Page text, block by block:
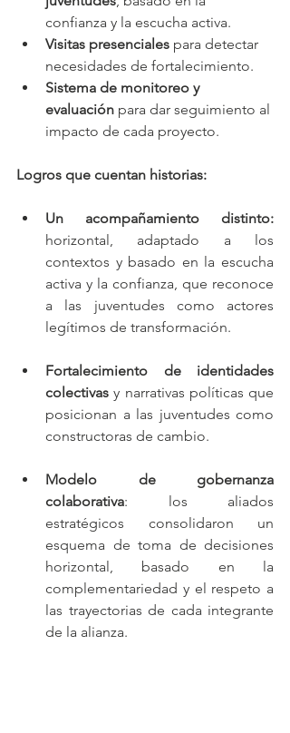
confianza y la escucha activa.
Visitas presenciales para detectar
necesidades de fortalecimiento.
Sistema de monitoreo y
evaluación para dar seguimiento al
impacto de cada proyecto.
Logros que cuentan historias:
Un acompañamiento distinto:
horizontal, adaptado a los
contextos y basado en la escucha
activa y la confianza, que reconoce
a las juventudes como actores
legítimos de transformación.
Fortalecimiento de identidades
colectivas y narrativas políticas que
posicionan a las juventudes como
constructoras de cambio.
Modelo de gobernanza
colaborativa: los aliados
estratégicos consolidaron un
esquema de toma de decisiones
horizontal, basado en la
complementariedad y el respeto a
las trayectorias de cada integrante
de la alianza.